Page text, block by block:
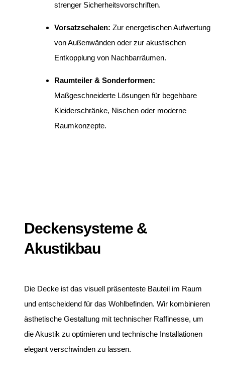
strenger Sicherheitsvorschriften.
Vorsatzschalen: Zur energetischen Aufwertung
von Außenwänden oder zur akustischen
Entkopplung von Nachbarräumen.
Raumteiler & Sonderformen:
Maßgeschneiderte Lösungen für begehbare
Kleiderschränke, Nischen oder moderne
Raumkonzepte.
Deckensysteme &
Akustikbau
Die Decke ist das visuell präsenteste Bauteil im Raum
und entscheidend für das Wohlbefinden. Wir kombinieren
ästhetische Gestaltung mit technischer Raffinesse, um
die Akustik zu optimieren und technische Installationen
elegant verschwinden zu lassen.